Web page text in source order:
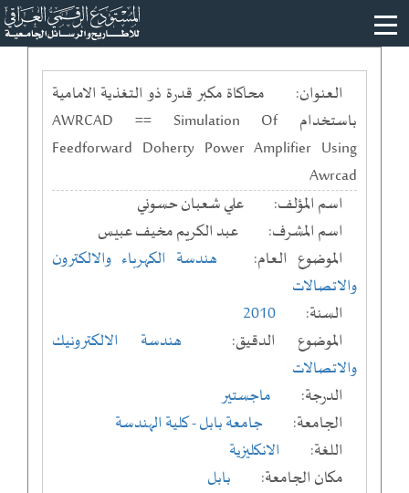
العنوان:
محاكاة مكبر قدرة ذو التغذية الامامية
باستخدام AWRCAD == Simulation Of
Feedforward Doherty Power Amplifier Using
Awrcad
اسم المؤلف:
علي شعبان حسوني
اسم المشرف:
عبد الكريم مخيف عبيس
الموضوع العام:
هندسة الكهرباء والالكترون
والاتصالات
السنة:
2010
الموضوع الدقيق:
هندسة الالكترونيك
والاتصالات
الدرجة:
ماجستير
الجامعة:
جامعة بابل- كلية الهندسة
اللغة:
الانكليزية
مكان الجامعة:
بابل